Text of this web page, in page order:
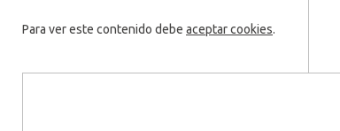
Para ver este contenido debe aceptar cookies.